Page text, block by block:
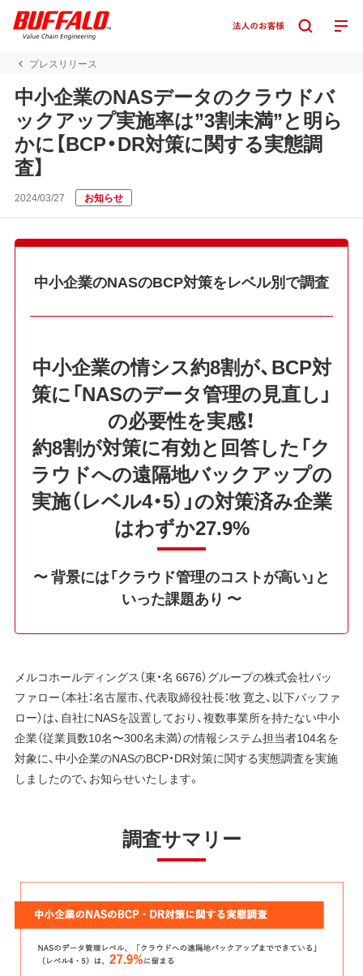
プレスリリース
中小企業のNASデータのクラウドバ
ックアップ実施率は”3割未満”と明ら
かに【BCP・DR対策に関する実態調
査】
2024/03/27 お知らせ
中小企業のNASのBCP対策をレベル別で調査
中小企業の情シス約8割が、BCP対
策に「NASのデータ管理の見直し」
の必要性を実感！
約8割が対策に有効と回答した「ク
ラウドへの遠隔地バックアップの
実施（レベル4・5）」の対策済み企業
はわずか27.9%
〜 背景には「クラウド管理のコストが高い」と
いった課題あり 〜
メルコホールディングス（東・名 6676）グループの株式会社バッ
ファロー（本社：名古屋市、代表取締役社長：牧 寛之、以下バッファ
ロー）は、自社にNASを設置しており、複数事業所を持たない中小
企業（従業員数10名〜300名未満）の情報システム担当者104名を
対象に、中小企業のNASのBCP・DR対策に関する実態調査を実施
しましたので、お知らせいたします。
調査サマリー